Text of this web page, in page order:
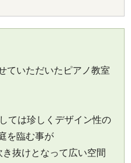
ていただいたピアノ教室
ては珍しくデザイン性の
を臨む事が
抜けとなって広い空間